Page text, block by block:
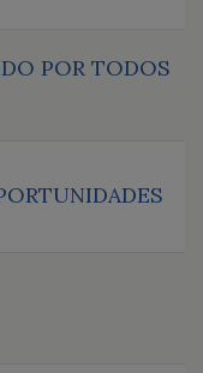
POR TODOS